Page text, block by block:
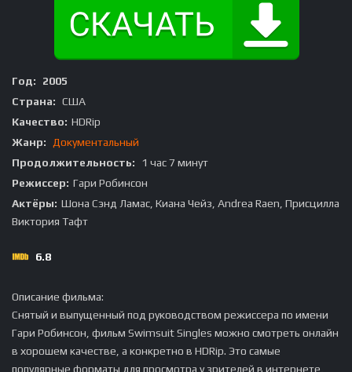
Год:
2005
Страна: США
Качество: HDRip
Жанр:
Документальный
Продолжительность:
1 час 7 минут
Режиссер: Гари Робинсон
Актёры: Шона Сэнд Ламас, Киана Чейз, Andrea Raen, Присцилла
Виктория Тафт
6.8
Описание фильма:
Снятый и выпущенный под руководством режиссера по имени
Гари Робинсон, фильм Swimsuit Singles можно смотреть онлайн
в хорошем качестве, а конкретно в HDRip. Это самые
популярные форматы для просмотра у зрителей в интернете,